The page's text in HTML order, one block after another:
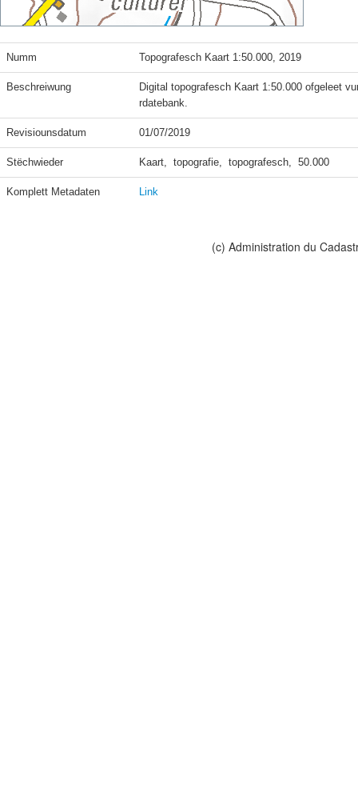
Numm Topografesch Kaart 1:50.000, 2019
Beschreiwung
Digital topografesch Kaart 1:50.000 ofgeleet
rdatebank.
Revisiounsdatum 01/07/2019
Stëchwieder Kaart,  topografie,  topografesch,  50.000
Komplett Metadaten Link
(c) Administration du